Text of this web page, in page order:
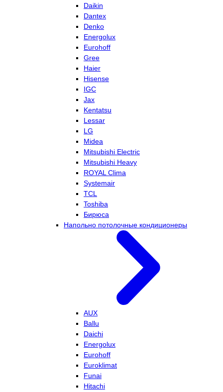
Daikin
Dantex
Denko
Energolux
Eurohoff
Gree
Haier
Hisense
IGC
Jax
Kentatsu
Lessar
LG
Midea
Mitsubishi Electric
Mitsubishi Heavy
ROYAL Clima
Systemair
TCL
Toshiba
Бирюса
Напольно потолочные кондиционеры
AUX
Ballu
Daichi
Energolux
Eurohoff
Euroklimat
Funai
Hitachi